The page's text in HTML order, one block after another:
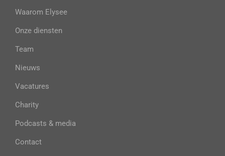
Waarom Elysee
Onze diensten
Team
Nieuws
Vacatures
Charity
Podcasts & media
Contact